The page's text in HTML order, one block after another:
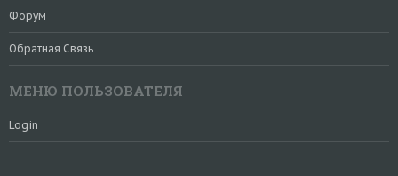
Форум
Обратная Связь
МЕНЮ ПОЛЬЗОВАТЕЛЯ
Login